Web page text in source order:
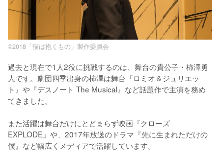
©2018「猫は抱くもの」製作委員会
過去と現在で1人2役に挑戦するのは、舞台の貴公子・柿澤勇
人です。劇団四季出身の柿澤は舞台『ロミオ＆ジュリエッ
ト』や『デスノート The Musical』など話題作で主演を務め
てきました。
また活躍は舞台だけにとどまらず映画『クローズ
EXPLODE』や、2017年放送のドラマ『先に生まれただけの
僕』など幅広くメディアで活躍しています。